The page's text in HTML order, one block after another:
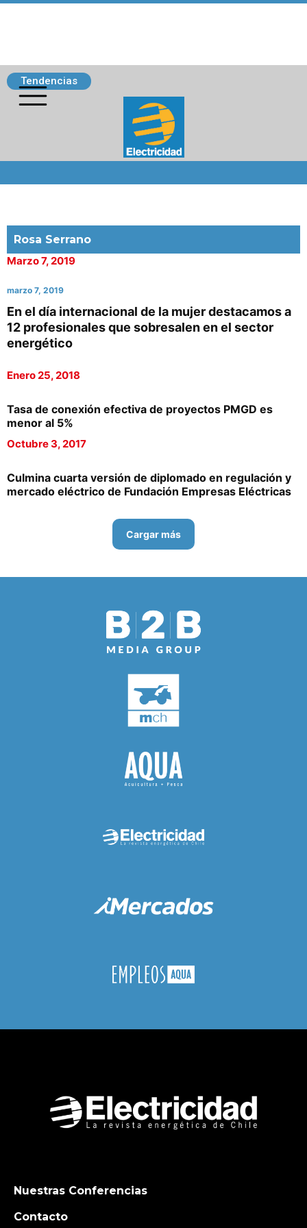
Tendencias
Rosa Serrano
Marzo 7, 2019
marzo 7, 2019
En el día internacional de la mujer destacamos a
12 profesionales que sobresalen en el sector
energético
Enero 25, 2018
Tasa de conexión efectiva de proyectos PMGD es
menor al 5%
Octubre 3, 2017
Culmina cuarta versión de diplomado en regulación y
mercado eléctrico de Fundación Empresas Eléctricas
Cargar más
Nuestras Conferencias
Contacto